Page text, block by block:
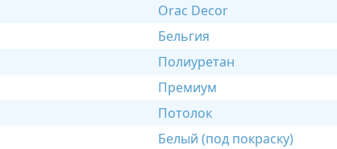
Orac Decor
Бельгия
Полиуретан
Премиум
Потолок
Белый (под покраску)